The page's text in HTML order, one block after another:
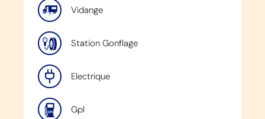
Vidange
Station Gonflage
Electrique
Gpl